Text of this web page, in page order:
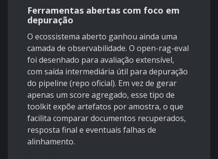
Ferramentas abertas com foco em
depuração
O ecossistema aberto ganhou ainda uma
camada de observabilidade. O open-rag-eval
foi desenhado para avaliação extensível,
com saída intermediária útil para depuração
do pipeline (repo oficial). Em vez de gerar
apenas um score agregado, esse tipo de
toolkit expõe artefatos por amostra, o que
facilita comparar documentos recuperados,
resposta final e eventuais falhas de
alinhamento.